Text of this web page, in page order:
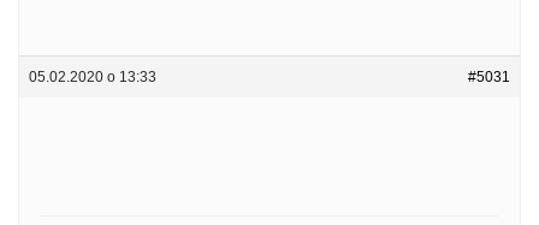
05.02.2020 о 13:33 #5031